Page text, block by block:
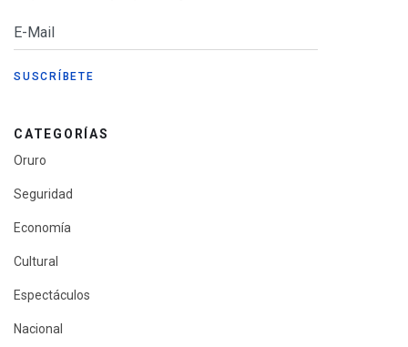
CATEGORÍAS
Oruro
Seguridad
Economía
Cultural
Espectáculos
Nacional